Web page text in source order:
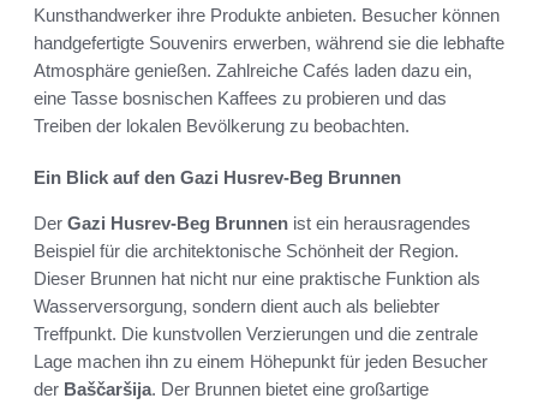
Kunsthandwerker ihre Produkte anbieten. Besucher können
handgefertigte Souvenirs erwerben, während sie die lebhafte
Atmosphäre genießen. Zahlreiche Cafés laden dazu ein,
eine Tasse bosnischen Kaffees zu probieren und das
Treiben der lokalen Bevölkerung zu beobachten.
Ein Blick auf den Gazi Husrev-Beg Brunnen
Der Gazi Husrev-Beg Brunnen ist ein herausragendes
Beispiel für die architektonische Schönheit der Region.
Dieser Brunnen hat nicht nur eine praktische Funktion als
Wasserversorgung, sondern dient auch als beliebter
Treffpunkt. Die kunstvollen Verzierungen und die zentrale
Lage machen ihn zu einem Höhepunkt für jeden Besucher
der Baščaršija. Der Brunnen bietet eine großartige